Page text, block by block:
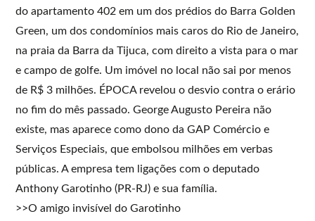
do apartamento 402 em um dos prédios do Barra Golden
Green, um dos condomínios mais caros do Rio de Janeiro,
na praia da Barra da Tijuca, com direito a vista para o mar
e campo de golfe. Um imóvel no local não sai por menos
de R$ 3 milhões. ÉPOCA revelou o desvio contra o erário
no fim do mês passado. George Augusto Pereira não
existe, mas aparece como dono da GAP Comércio e
Serviços Especiais, que embolsou milhões em verbas
públicas. A empresa tem ligações com o deputado
Anthony Garotinho (PR-RJ) e sua família.
>>O amigo invisível do Garotinho